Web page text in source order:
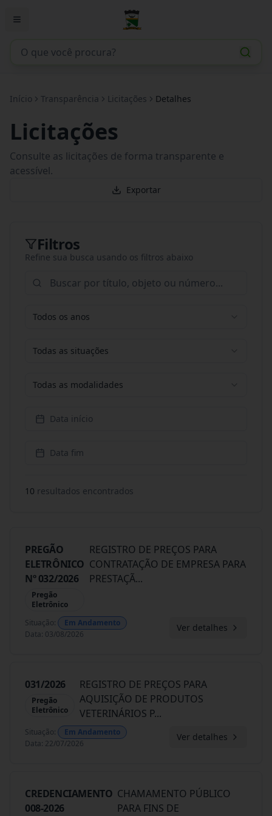
Início Transparência Licitações Detalhes
Licitações
Consulte as licitações de forma transparente e
acessível.
Exportar
Filtros
Refine sua busca usando os filtros abaixo
Todos os anos
Todas as situações
Todas as modalidades
Data início
Data fim
10 resultados encontrados
PREGÃO
ELETRÔNICO
Nº 032/2026
Pregão
Eletrônico
REGISTRO DE PREÇOS PARA
CONTRATAÇÃO DE EMPRESA PARA
PRESTAÇÃ...
Situação:
Em Andamento
Data: 03/08/2026
Ver detalhes
031/2026
Pregão
Eletrônico
REGISTRO DE PREÇOS PARA
AQUISIÇÃO DE PRODUTOS
VETERINÁRIOS P...
Situação:
Em Andamento
Data: 22/07/2026
Ver detalhes
CREDENCIAMENTO
008-2026
CHAMAMENTO PÚBLICO
PARA FINS DE